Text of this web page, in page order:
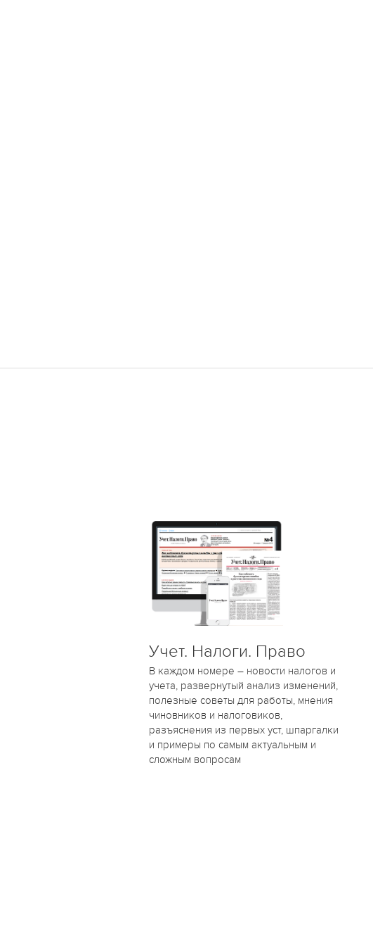
Учет. Налоги. Право
В каждом номере – новости налогов и
учета, развернутый анализ изменений,
полезные советы для работы, мнения
чиновников и налоговиков,
разъяснения из первых уст, шпаргалки
и примеры по самым актуальным и
сложным вопросам